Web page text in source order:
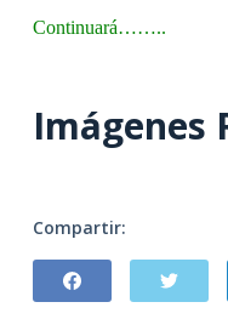
Continuará……..
Imágenes
Compartir: